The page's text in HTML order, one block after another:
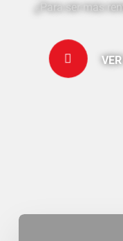
¿Para ser más